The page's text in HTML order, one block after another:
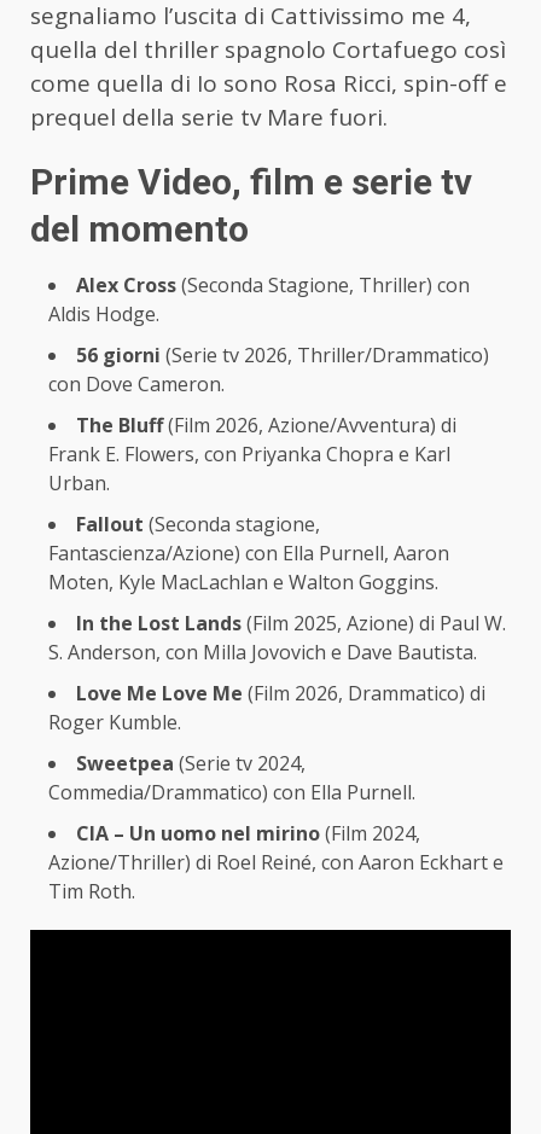
segnaliamo l’uscita di Cattivissimo me 4,
quella del thriller spagnolo Cortafuego così
come quella di Io sono Rosa Ricci, spin-off e
prequel della serie tv Mare fuori.
Prime Video, film e serie tv
del momento
Alex Cross(Seconda Stagione, Thriller) con
Aldis Hodge.
56 giorni (Serie tv 2026, Thriller/Drammatico)
con Dove Cameron.
The Bluff(Film 2026, Azione/Avventura) di
Frank E. Flowers, con Priyanka Chopra e Karl
Urban.
Fallout (Seconda stagione,
Fantascienza/Azione) con Ella Purnell, Aaron
Moten, Kyle MacLachlan e Walton Goggins.
In the Lost Lands(Film 2025, Azione) di Paul W.
S. Anderson, con Milla Jovovich e Dave Bautista.
Love Me Love Me (Film 2026, Drammatico) di
Roger Kumble.
Sweetpea (Serie tv 2024,
Commedia/Drammatico) con Ella Purnell.
CIA – Un uomo nel mirino(Film 2024,
Azione/Thriller) di Roel Reiné, con Aaron Eckhart e
Tim Roth.